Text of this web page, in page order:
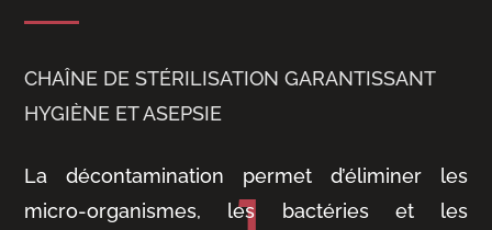
CHAÎNE DE STÉRILISATION GARANTISSANT
HYGIÈNE ET ASEPSIE
La décontamination permet d’éliminer les
micro-organismes, les bactéries et les